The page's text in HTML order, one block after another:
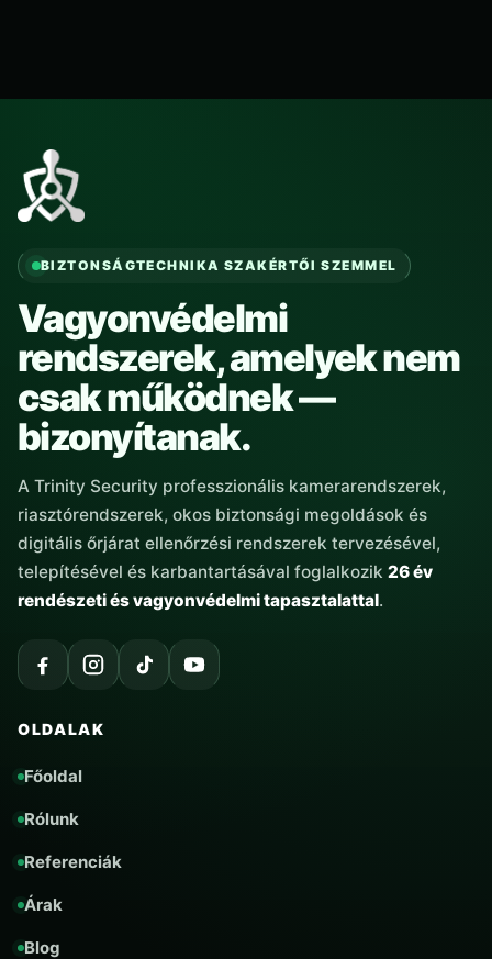
BIZTONSÁGTECHNIKA SZAKÉRTŐI SZEMMEL
Vagyonvédelmi
rendszerek, amelyek nem
csak működnek —
bizonyítanak.
A Trinity Security professzionális kamerarendszerek,
riasztórendszerek, okos biztonsági megoldások és
digitális őrjárat ellenőrzési rendszerek tervezésével,
telepítésével és karbantartásával foglalkozik 26 év
rendészeti és vagyonvédelmi tapasztalattal.
OLDALAK
Főoldal
Rólunk
Referenciák
Árak
Blog